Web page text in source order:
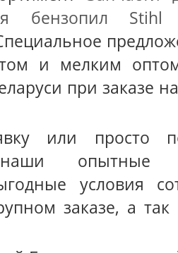
бензопил Stihl
и мелким
при заказе
или просто
опытные
условия
заказе, а так